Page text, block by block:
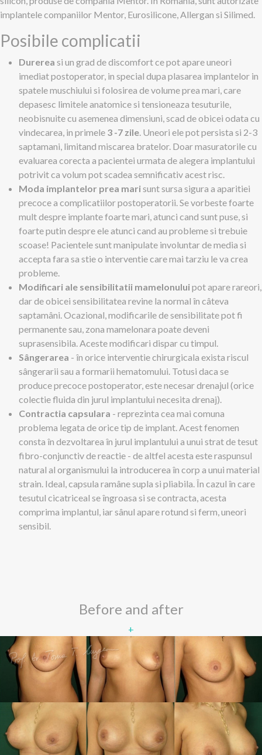
implantele companiilor Mentor, Eurosilicone, Allergan si Silimed.
Posibile complicatii
Durerea si un grad de discomfort ce pot apare uneori
imediat postoperator, in special dupa plasarea implantelor in
spatele muschiului si folosirea de volume prea mari, care
depasesc limitele anatomice si tensioneaza tesuturile,
neobisnuite cu asemenea dimensiuni, scad de obicei odata cu
vindecarea, in primele 3 -7 zile. Uneori ele pot persista si 2-3
saptamani, limitand miscarea bratelor. Doar masuratorile cu
evaluarea corecta a pacientei urmata de alegera implantului
potrivit ca volum pot scadea semnificativ acest risc.
Moda implantelor prea marisunt sursa sigura a aparitiei
precoce a complicatiilor postoperatorii. Se vorbeste foarte
mult despre implante foarte mari, atunci cand sunt puse, si
foarte putin despre ele atunci cand au probleme si trebuie
scoase! Pacientele sunt manipulate involuntar de media si
accepta fara sa stie o interventie care mai tarziu le va crea
probleme.
Modificari ale sensibilitatii mamelonuluipot apare rareori,
dar de obicei sensibilitatea revine la normal în câteva
saptamâni. Ocazional, modificarile de sensibilitate pot fi
permanente sau, zona mamelonara poate deveni
suprasensibila. Aceste modificari dispar cu timpul.
Sângerarea - în orice interventie chirurgicala exista riscul
sângerarii sau a formarii hematomului. Totusi daca se
produce precoce postoperator, este necesar drenajul (orice
colectie fluida din jurul implantului necesita drenaj).
Contractia capsulara - reprezinta cea mai comuna
problema legata de orice tip de implant. Acest fenomen
consta în dezvoltarea în jurul implantului a unui strat de tesut
fibro-conjunctiv de reactie - de altfel acesta este raspunsul
natural al organismului la introducerea în corp a unui material
strain. Ideal, capsula ramâne supla si pliabila. În cazul în care
tesutul cicatriceal se îngroasa si se contracta, acesta
comprima implantul, iar sânul apare rotund si ferm, uneori
sensibil.
Before and after
+